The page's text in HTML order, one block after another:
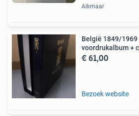
Alkmaar
België 1849/1969
voordrukalbum +
€ 61,00
Bezoek website